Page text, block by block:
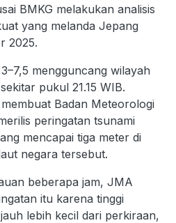
BMKG melakukan analisis
yang melanda Jepang
2025.
mengguncang wilayah
pukul 21.15 WIB.
Badan Meteorologi
peringatan tsunami
mencapai tiga meter di
negara tersebut.
beberapa jam, JMA
itu karena tinggi
lebih kecil dari perkiraan,